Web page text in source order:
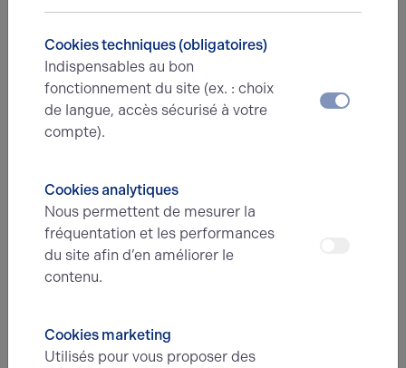
Chez Arthur Loyd Rouen, nous avons récemment réalisé la
vente d’un immeuble tertiaire… pas tout à fait adapté aux
attentes du marché.
Une question ?
Prenez contact avec nos experts pour vous
accompagner dans votre projet d’immobilier
d’entreprise.
Cookies techniques (obligatoires)
Indispensables au bon
fonctionnement du site (ex. : choix
de langue, accès sécurisé à votre
compte).
Cookies analytiques
Nous permettent de mesurer la
fréquentation et les performances
du site afin d’en améliorer le
contenu.
Cookies marketing
Utilisés pour vous proposer des